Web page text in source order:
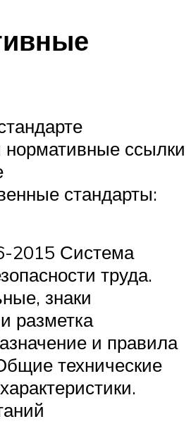
нормативные ссылки
стандарты:
2015 Система
труда.
знаки
разметка
и правила
технические